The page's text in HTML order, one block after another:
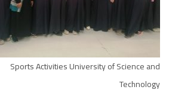
Sports Activities University of Science and
Technology